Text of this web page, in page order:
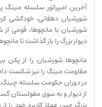
آخرین امپراتور سلسله
شورشیان دهقانی، خودکشی
شورشیان با مانچوها، قومی
دیوار بزرگ را باز گذاشت تا
مانچوها شورشیان را از پکن
مقاومت مینگ را نیز شکست
در دوران حکومت سلسله
از دیوار و به سوی مغولستان